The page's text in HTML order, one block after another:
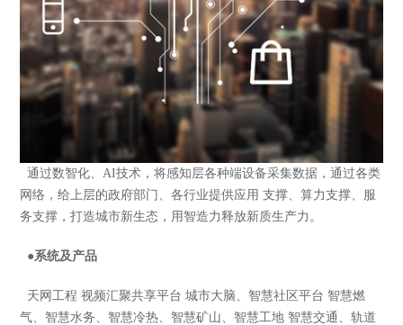
通过数智化、AI技术，将感知层各种端设备采集数据，通过各类
网络，给上层的政府部门、各行业提供应用 支撑、算力支撑、服
务支撑，打造城市新生态，用智造力释放新质生产力。
●系统及产品
天网工程 视频汇聚共享平台 城市大脑、智慧社区平台 智慧燃
气、智慧水务、智慧冷热、智慧矿山、智慧工地 智慧交通、轨道